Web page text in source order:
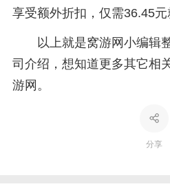
享受额外折扣，仅需36.45元
以上就是窝游网小编辑
司介绍，想知道更多其它相
游网。
分享